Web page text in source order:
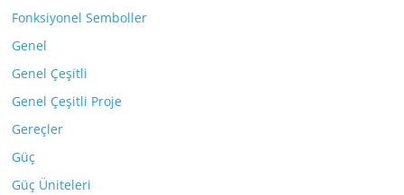
Fonksiyonel Semboller
Genel
Genel Çeşitli
Genel Çeşitli Proje
Gereçler
Güç
Güç Üniteleri